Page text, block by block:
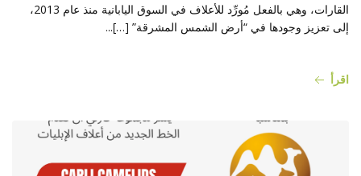
القارات، وهي بالفعل مُورِّد للأعلاف في السوق اليابانية منذ عام 2013،
إلى تعزيز وجودها في “أرض الشمس المشرقة” […]...
اقرأ